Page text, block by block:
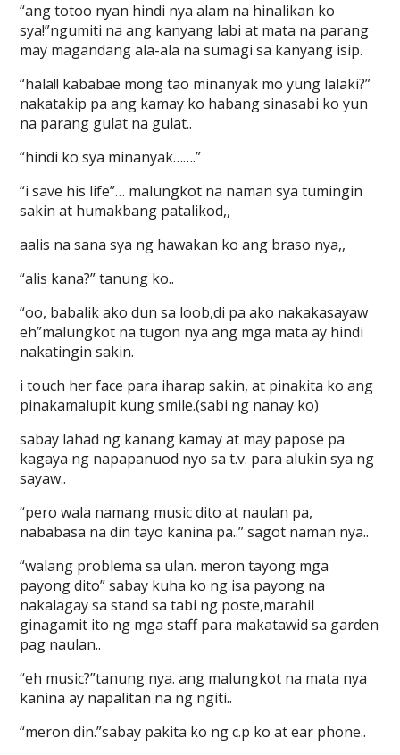
“ang totoo nyan hindi nya alam na hinalikan ko
sya!”ngumiti na ang kanyang labi at mata na parang
may magandang ala-ala na sumagi sa kanyang isip.
“hala!! kababae mong tao minanyak mo yung lalaki?”
nakatakip pa ang kamay ko habang sinasabi ko yun
na parang gulat na gulat..
“hindi ko sya minanyak…….”
“i save his life”… malungkot na naman sya tumingin
sakin at humakbang patalikod,,
aalis na sana sya ng hawakan ko ang braso nya,,
“alis kana?” tanung ko..
“oo, babalik ako dun sa loob,di pa ako nakakasayaw
eh”malungkot na tugon nya ang mga mata ay hindi
nakatingin sakin.
i touch her face para iharap sakin, at pinakita ko ang
pinakamalupit kung smile.(sabi ng nanay ko)
sabay lahad ng kanang kamay at may papose pa
kagaya ng napapanuod nyo sa t.v. para alukin sya ng
sayaw..
“pero wala namang music dito at naulan pa,
nababasa na din tayo kanina pa..” sagot naman nya..
“walang problema sa ulan. meron tayong mga
payong dito” sabay kuha ko ng isa payong na
nakalagay sa stand sa tabi ng poste,marahil
ginagamit ito ng mga staff para makatawid sa garden
pag naulan..
“eh music?”tanung nya. ang malungkot na mata nya
kanina ay napalitan na ng ngiti..
“meron din.”sabay pakita ko ng c.p ko at ear phone..